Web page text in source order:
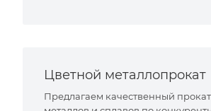
Цветной металлопрокат
Предлагаем качественный